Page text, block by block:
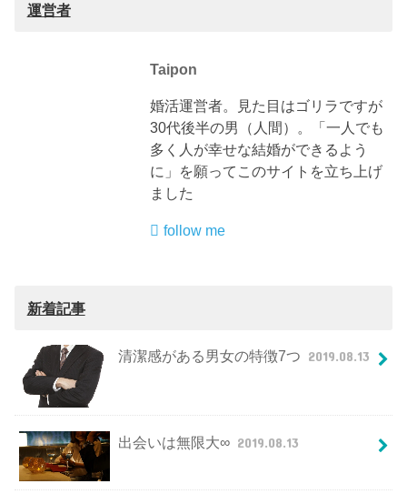
運営者
Taipon
婚活運営者。見た目はゴリラですが
30代後半の男（人間）。「一人でも
多く人が幸せな結婚ができるよう
に」を願ってこのサイトを立ち上げ
ました
follow me
新着記事
清潔感がある男女の特徴7つ 2019.08.13
出会いは無限大∞ 2019.08.13